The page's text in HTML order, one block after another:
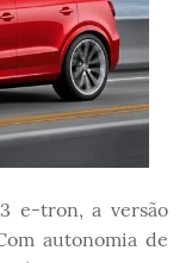
e-tron, a versão
autonomia de